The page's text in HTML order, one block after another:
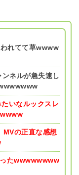
われてて草wwww
ネルが急失速し
いなルックスレ
MVの正直な感想
ったwwwwwwww